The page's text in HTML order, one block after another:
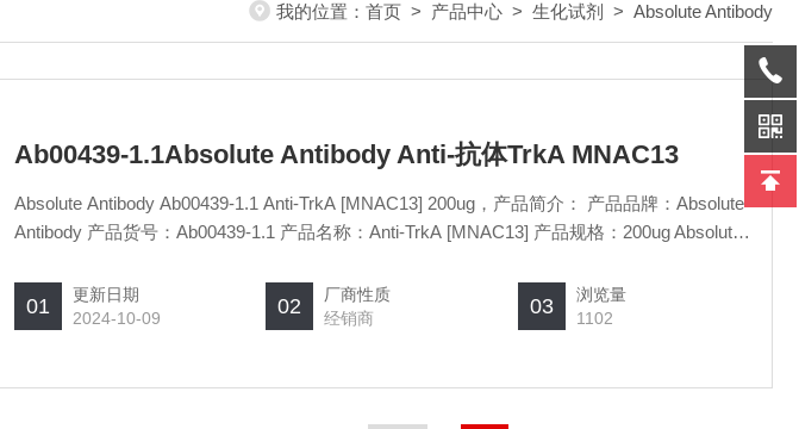
我的位置： 首页 > 产品中心 > 生化试剂 > Absolute Antibody
Ab00439-1.1Absolute Antibody Anti-抗体TrkA MNAC13
Absolute Antibody Ab00439-1.1 Anti-TrkA [MNAC13] 200ug，产品简介： 产品品牌：Absolute
Antibody 产品货号：Ab00439-1.1 产品名称：Anti-TrkA [MNAC13] 产品规格：200ug Absolute
01
更新日期
2024-10-09
02
厂商性质
经销商
03
浏览量
1102